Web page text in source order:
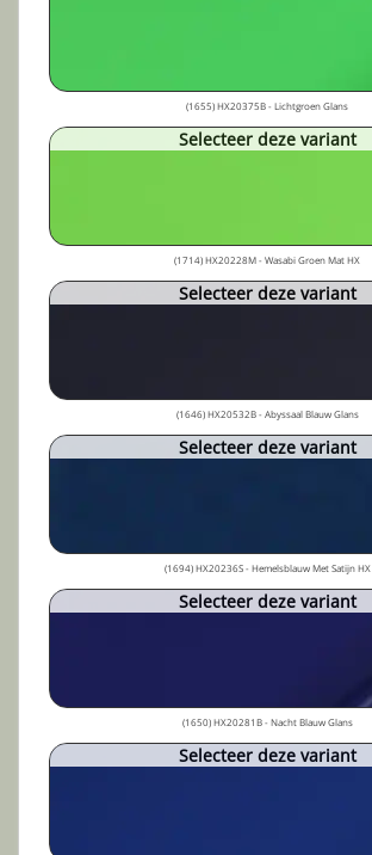
(1655) HX20375B - Lichtgroen Glans
Selecteer deze variant
(1714) HX20228M - Wasabi Groen Mat HX
Selecteer deze variant
(1646) HX20532B - Abyssaal Blauw Glans
Selecteer deze variant
(1694) HX20236S - Hemelsblauw Met Satijn HX
Selecteer deze variant
(1650) HX20281B - Nacht Blauw Glans
Selecteer deze variant